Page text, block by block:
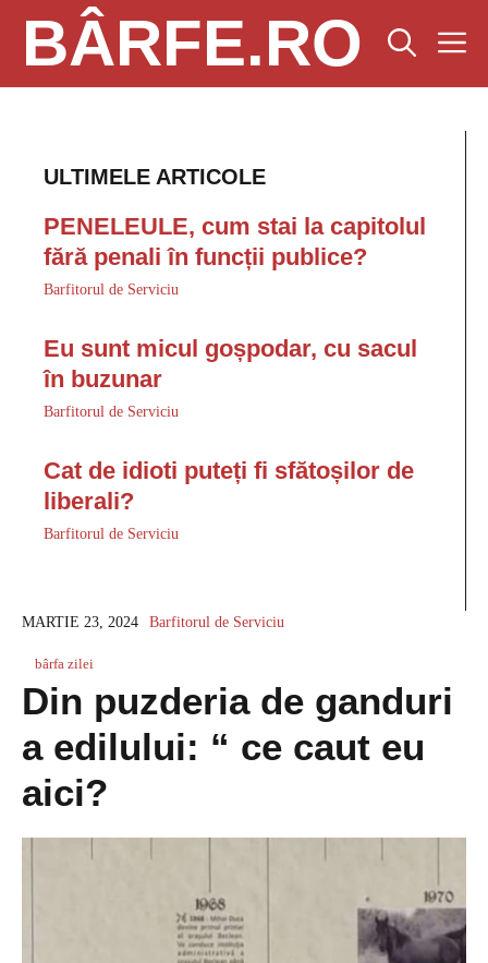
conținutBÂRFE.RO
ULTIMELE ARTICOLE
PENELEULE, cum stai la capitolul
fără penali în funcții publice?
Barfitorul de Serviciu
Eu sunt micul goșpodar, cu sacul
în buzunar
Barfitorul de Serviciu
Cat de idioti puteți fi sfătoșilor de
liberali?
Barfitorul de Serviciu
MARTIE 23, 2024 Barfitorul de Serviciu
bârfa zilei
Din puzderia de ganduri
a edilului: “ ce caut eu
aici?